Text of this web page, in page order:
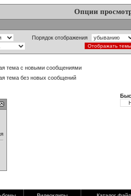
Опции
Порядок отображения
тема с новыми сообщениями
тема без новых сообщений